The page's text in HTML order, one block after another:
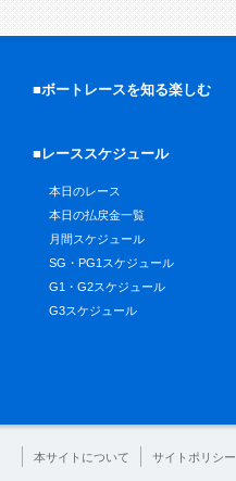
■ボートレースを知る楽しむ
■レーススケジュール
本日のレース
本日の払戻金一覧
月間スケジュール
SG・PG1スケジュール
G1・G2スケジュール
G3スケジュール
本サイトについて サイトポリシー